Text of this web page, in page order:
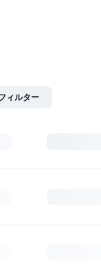
ィルター